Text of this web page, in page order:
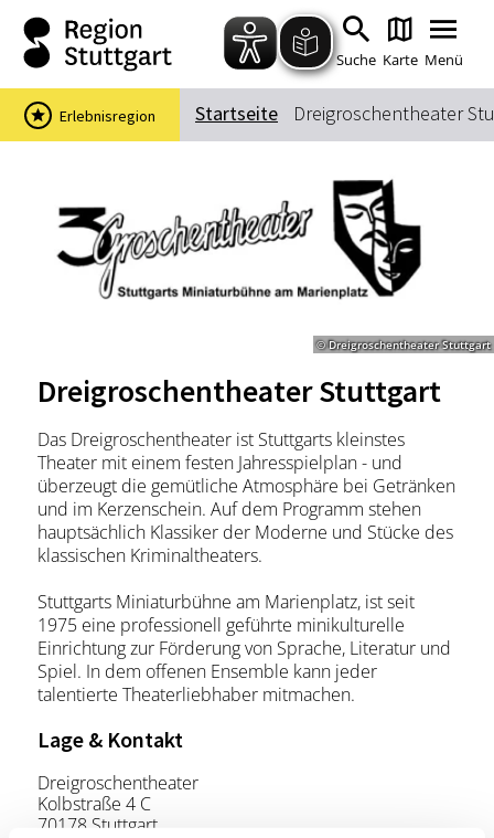
Zum Hauptinhalt springen
Zur Suche springen
Zur Hauptnavigation
Zum Footer springen
Suche Karte Menü
Suchbegriff
Das könnte Sie interessieren
Stadtführungen
Events & Tickets
Radfahren
Wandern
Startseite Dreigroschentheater
Erlebnisregion
© Dreigroschentheater Stuttgart
Dreigroschentheater Stuttgart
Das Dreigroschentheater ist Stuttgarts kleinstes
Theater mit einem festen Jahresspielplan - und
überzeugt die gemütliche Atmosphäre bei Getränken
und im Kerzenschein. Auf dem Programm stehen
hauptsächlich Klassiker der Moderne und Stücke des
klassischen Kriminaltheaters.
Stuttgarts Miniaturbühne am Marienplatz, ist seit
1975 eine professionell geführte minikulturelle
Einrichtung zur Förderung von Sprache, Literatur und
Spiel. In dem offenen Ensemble kann jeder
talentierte Theaterliebhaber mitmachen.
Lage & Kontakt
Dreigroschentheater
Kolbstraße 4 C
70178 Stuttgart